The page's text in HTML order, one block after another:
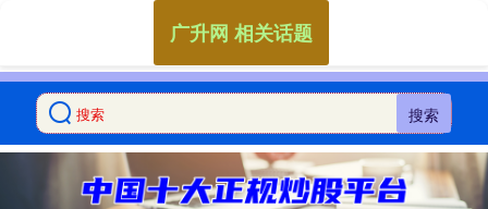
搜索
广升网 相关话题